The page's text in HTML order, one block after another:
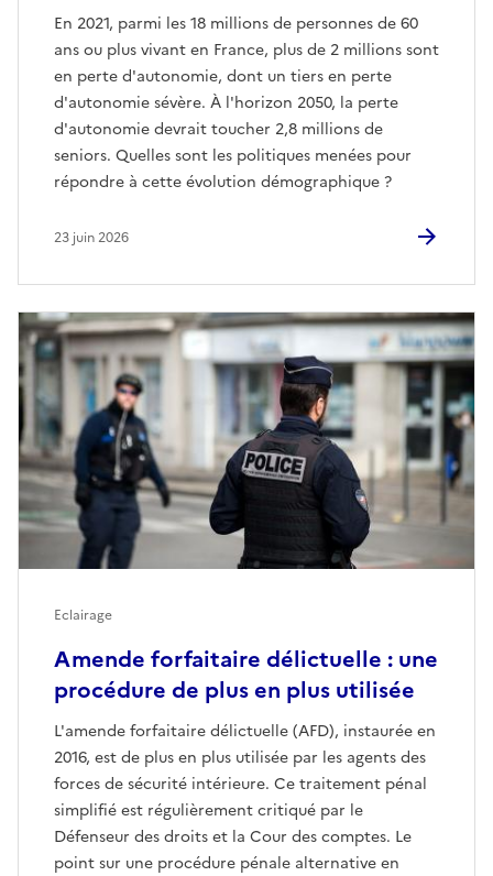
En 2021, parmi les 18 millions de personnes de 60
ans ou plus vivant en France, plus de 2 millions sont
en perte d'autonomie, dont un tiers en perte
d'autonomie sévère. À l'horizon 2050, la perte
d'autonomie devrait toucher 2,8 millions de
seniors. Quelles sont les politiques menées pour
répondre à cette évolution démographique ?
23 juin 2026
Amende forfaitaire délictuelle : une
procédure de plus en plus utilisée
L'amende forfaitaire délictuelle (AFD), instaurée en
2016, est de plus en plus utilisée par les agents des
forces de sécurité intérieure. Ce traitement pénal
simplifié est régulièrement critiqué par le
Défenseur des droits et la Cour des comptes. Le
point sur une procédure pénale alternative en
Eclairage